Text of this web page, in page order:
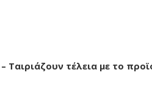
Ταιριάζουν τέλεια με το